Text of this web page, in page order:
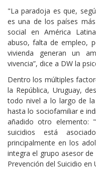
"La paradoja es que,
es una de los países
social en América
abuso, falta de empleo,
vivienda generan un
vivencia”, dice a DW la
Dentro los múltiples
la República, Uruguay,
todo nivel a lo largo de
hasta lo sociofamiliar e
añadido otro elemento:
suicidios está
principalmente en los
integra el grupo asesor
Prevención del Suicidio en